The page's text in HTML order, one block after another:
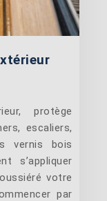
protège
escaliers,
vernis bois
s’appliquer
votre
par